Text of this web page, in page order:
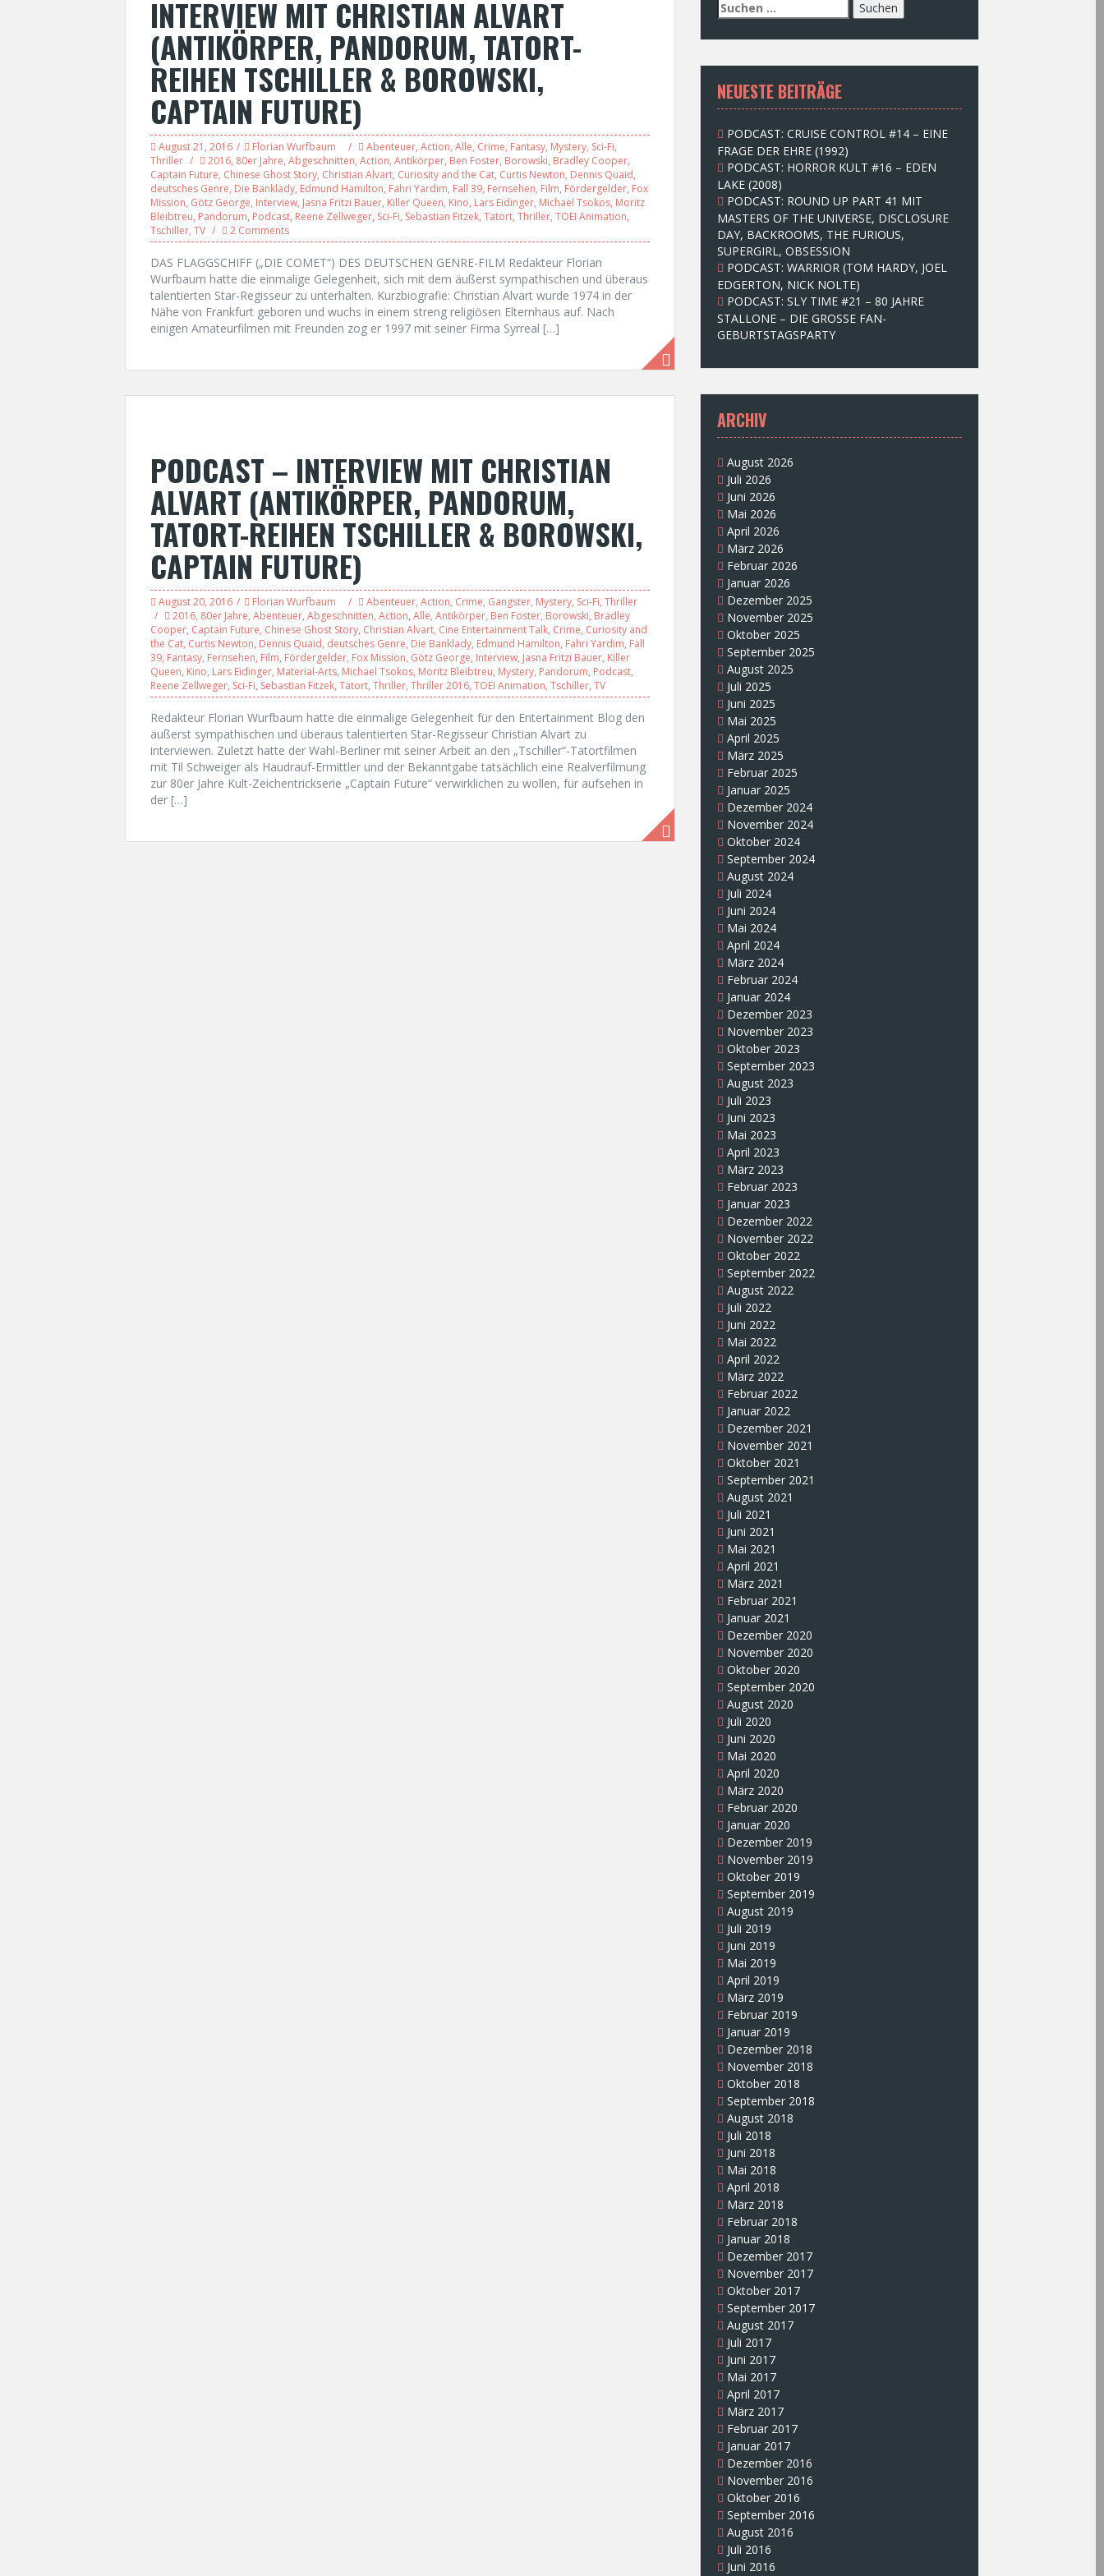
INTERVIEW MIT CHRISTIAN ALVART
(ANTIKÖRPER, PANDORUM, TATORT-
REIHEN TSCHILLER & BOROWSKI,
CAPTAIN FUTURE)
August 21, 2016 Florian Wurfbaum Abenteuer, Action, Alle, Crime, Fantasy, Mystery, Sci-Fi,
Thriller
2016, 80er Jahre, Abgeschnitten, Action, Antikörper, Ben Foster, Borowski, Bradley Cooper,
Captain Future, Chinese Ghost Story, Christian Alvart, Curiosity and the Cat, Curtis Newton, Dennis Quaid,
deutsches Genre, Die Banklady, Edmund Hamilton, Fahri Yardim, Fall 39, Fernsehen, Film, Fördergelder, Fox
Mission, Götz George, Interview, Jasna Fritzi Bauer, Killer Queen, Kino, Lars Eidinger, Michael Tsokos, Moritz
Bleibtreu, Pandorum, Podcast, Reene Zellweger, Sci-Fi, Sebastian Fitzek, Tatort, Thriller, TOEI Animation,
Tschiller, TV 2 Comments
DAS FLAGGSCHIFF („DIE COMET“) DES DEUTSCHEN GENRE-FILM Redakteur Florian
Wurfbaum hatte die einmalige Gelegenheit, sich mit dem äußerst sympathischen und überaus
talentierten Star-Regisseur zu unterhalten. Kurzbiografie: Christian Alvart wurde 1974 in der
Nähe von Frankfurt geboren und wuchs in einem streng religiösen Elternhaus auf. Nach
einigen Amateurfilmen mit Freunden zog er 1997 mit seiner Firma Syrreal […]
PODCAST – INTERVIEW MIT CHRISTIAN
ALVART (ANTIKÖRPER, PANDORUM,
TATORT-REIHEN TSCHILLER & BOROWSKI,
CAPTAIN FUTURE)
August 20, 2016 Florian Wurfbaum Abenteuer, Action, Crime, Gangster, Mystery, Sci-Fi, Thriller
2016, 80er Jahre, Abenteuer, Abgeschnitten, Action, Alle, Antikörper, Ben Foster, Borowski, Bradley
Cooper, Captain Future, Chinese Ghost Story, Christian Alvart, Cine Entertainment Talk, Crime, Curiosity and
the Cat, Curtis Newton, Dennis Quaid, deutsches Genre, Die Banklady, Edmund Hamilton, Fahri Yardim, Fall
39, Fantasy, Fernsehen, Film, Fördergelder, Fox Mission, Götz George, Interview, Jasna Fritzi Bauer, Killer
Queen, Kino, Lars Eidinger, Material-Arts, Michael Tsokos, Moritz Bleibtreu, Mystery, Pandorum, Podcast,
Reene Zellweger, Sci-Fi, Sebastian Fitzek, Tatort, Thriller, Thriller 2016, TOEI Animation, Tschiller, TV
Redakteur Florian Wurfbaum hatte die einmalige Gelegenheit für den Entertainment Blog den
äußerst sympathischen und überaus talentierten Star-Regisseur Christian Alvart zu
interviewen. Zuletzt hatte der Wahl-Berliner mit seiner Arbeit an den „Tschiller“-Tatortfilmen
mit Til Schweiger als Haudrauf-Ermittler und der Bekanntgabe tatsächlich eine Realverfilmung
zur 80er Jahre Kult-Zeichentrickserie „Captain Future“ verwirklichen zu wollen, für aufsehen in
der […]
S
u
c
e
n
n
c
h
:
NEUESTE BEITRÄGE
PODCAST: CRUISE CONTROL #14 – EINE
FRAGE DER EHRE (1992)
PODCAST: HORROR KULT #16 – EDEN
LAKE (2008)
PODCAST: ROUND UP PART 41 MIT
MASTERS OF THE UNIVERSE, DISCLOSURE
DAY, BACKROOMS, THE FURIOUS,
SUPERGIRL, OBSESSION
PODCAST: WARRIOR (TOM HARDY, JOEL
EDGERTON, NICK NOLTE)
PODCAST: SLY TIME #21 – 80 JAHRE
STALLONE – DIE GROSSE FAN-
GEBURTSTAGSPARTY
ARCHIV
August 2026
Juli 2026
Juni 2026
Mai 2026
April 2026
März 2026
Februar 2026
Januar 2026
Dezember 2025
November 2025
Oktober 2025
September 2025
August 2025
Juli 2025
Juni 2025
Mai 2025
April 2025
März 2025
Februar 2025
Januar 2025
Dezember 2024
November 2024
Oktober 2024
September 2024
August 2024
Juli 2024
Juni 2024
Mai 2024
April 2024
März 2024
Februar 2024
Januar 2024
Dezember 2023
November 2023
Oktober 2023
September 2023
August 2023
Juli 2023
Juni 2023
Mai 2023
April 2023
März 2023
Februar 2023
Januar 2023
Dezember 2022
November 2022
Oktober 2022
September 2022
August 2022
Juli 2022
Juni 2022
Mai 2022
April 2022
März 2022
Februar 2022
Januar 2022
Dezember 2021
November 2021
Oktober 2021
September 2021
August 2021
Juli 2021
Juni 2021
Mai 2021
April 2021
März 2021
Februar 2021
Januar 2021
Dezember 2020
November 2020
Oktober 2020
September 2020
August 2020
Juli 2020
Juni 2020
Mai 2020
April 2020
März 2020
Februar 2020
Januar 2020
Dezember 2019
November 2019
Oktober 2019
September 2019
August 2019
Juli 2019
Juni 2019
Mai 2019
April 2019
März 2019
Februar 2019
Januar 2019
Dezember 2018
November 2018
Oktober 2018
September 2018
August 2018
Juli 2018
Juni 2018
Mai 2018
April 2018
März 2018
Februar 2018
Januar 2018
Dezember 2017
November 2017
Oktober 2017
September 2017
August 2017
Juli 2017
Juni 2017
Mai 2017
April 2017
März 2017
Februar 2017
Januar 2017
Dezember 2016
November 2016
Oktober 2016
September 2016
August 2016
Juli 2016
Juni 2016